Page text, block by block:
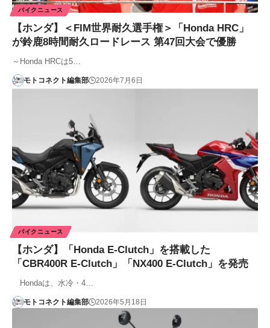
バイクニュース
【ホンダ】＜FIM世界耐久選手権＞「Honda HRC」
が鈴鹿8時間耐久ロードレース 第47回大会で優勝
～Honda HRCは5…
モトコネクト編集部 2026年7月6日
バイクニュース
【ホンダ】「Honda E-Clutch」を搭載した
「CBR400R E-Clutch」「NX400 E-Clutch」を発売
Hondaは、水冷・4…
モトコネクト編集部 2026年5月18日